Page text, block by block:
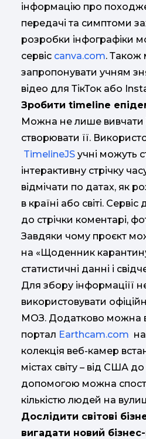
інформацію про
передачі та симптоми
розробки інфографіки
сервіс canva.com. Також
запропонувати учням
відео для ТікТок або
Зробити timeline
Можна не лише вивчати
створювати її.
TimelineJS учні можуть
інтерактивну стрічку
відмічати по датах, як
в країні або світі.
до стрічки коментарі,
Завдяки чому проєкт
на «Щоденник
статистичні данні і
Для збору інформаціїї
використовувати
МОЗ. Додатково можна
портал Earthcam.com
колекція веб-камер
містах світу – від США
допомогою можна
кількістю людей на
Дослідити світові
вигадати новий